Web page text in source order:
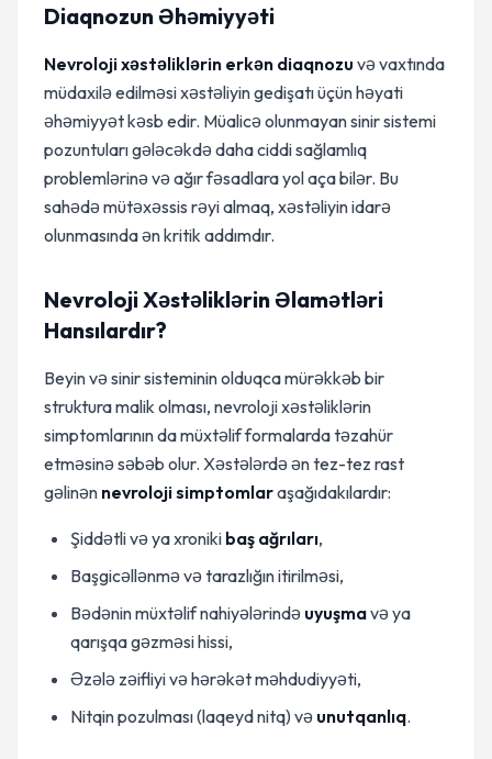
Diaqnozun Əhəmiyyəti
Nevroloji xəstəliklərin erkən diaqnozu və vaxtında
müdaxilə edilməsi xəstəliyin gedişatı üçün həyati
əhəmiyyət kəsb edir. Müalicə olunmayan sinir sistemi
pozuntuları gələcəkdə daha ciddi sağlamlıq
problemlərinə və ağır fəsadlara yol aça bilər. Bu
sahədə mütəxəssis rəyi almaq, xəstəliyin idarə
olunmasında ən kritik addımdır.
Nevroloji Xəstəliklərin Əlamətləri
Hansılardır?
Beyin və sinir sisteminin olduqca mürəkkəb bir
struktura malik olması, nevroloji xəstəliklərin
simptomlarının da müxtəlif formalarda təzahür
etməsinə səbəb olur. Xəstələrdə ən tez-tez rast
gəlinən nevroloji simptomlaraşağıdakılardır:
Şiddətli və ya xroniki baş ağrıları,
Başgicəllənmə və tarazlığın itirilməsi,
Bədənin müxtəlif nahiyələrində uyuşmavə ya
qarışqa gəzməsi hissi,
Əzələ zəifliyi və hərəkət məhdudiyyəti,
Nitqin pozulması (laqeyd nitq) və unutqanlıq.